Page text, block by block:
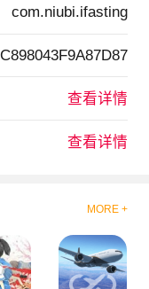
com.niubi.ifasting
查看详情
查看详情
MORE +